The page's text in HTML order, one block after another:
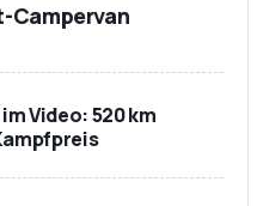
Campervan
Video: 520 km